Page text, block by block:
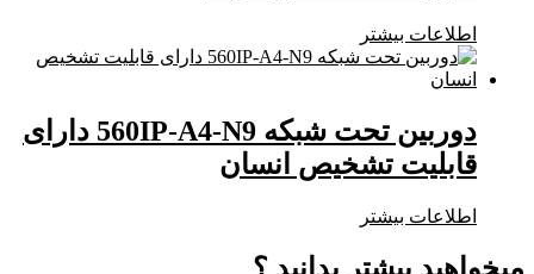
اطلاعات بیشتر
دوربین تحت شبکه 560IP-A4-N9 دارای
قابلیت تشخیص انسان
اطلاعات بیشتر